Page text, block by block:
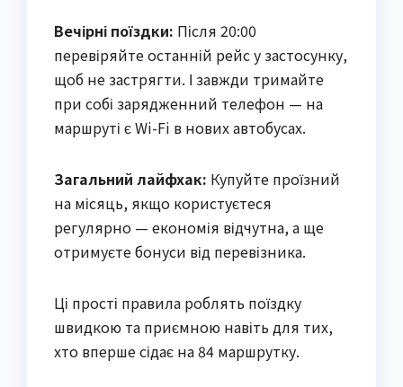
Вечірні поїздки: Після 20:00
перевіряйте останній рейс у застосунку,
щоб не застрягти. І завжди тримайте
при собі зарядженний телефон — на
маршруті є Wi-Fi в нових автобусах.
Загальний лайфхак: Купуйте проїзний
на місяць, якщо користуєтеся
регулярно — економія відчутна, а ще
отримуєте бонуси від перевізника.
Ці прості правила роблять поїздку
швидкою та приємною навіть для тих,
хто вперше сідає на 84 маршрутку.